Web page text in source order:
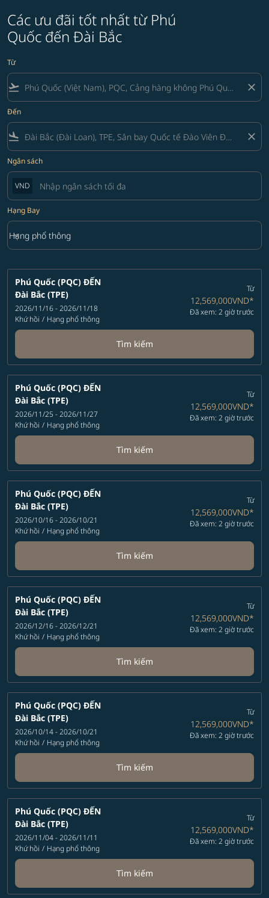
Các ưu đãi tốt nhất từ Phú
Quốc đến Đài Bắc
Từ
flight_takeoff close
Đến
flight_land close
Ngân sách
VND
Hạng Bay
Hạng Bay option Hạng phổ thông Selected
Hạng phổ thông
keyboard_arrow_down
Phú Quốc (PQC) ĐẾN
Đài Bắc (TPE)
2026/11/16 - 2026/11/18
Khứ hồi / Hạng phổ thông
Từ
12,569,000VND*
Đã xem: 2 giờ trước
Tìm kiếm
Phú Quốc (PQC) ĐẾN
Đài Bắc (TPE)
2026/11/25 - 2026/11/27
Khứ hồi / Hạng phổ thông
Từ
12,569,000VND*
Đã xem: 2 giờ trước
Tìm kiếm
Phú Quốc (PQC) ĐẾN
Đài Bắc (TPE)
2026/10/16 - 2026/10/21
Khứ hồi / Hạng phổ thông
Từ
12,569,000VND*
Đã xem: 2 giờ trước
Tìm kiếm
Phú Quốc (PQC) ĐẾN
Đài Bắc (TPE)
2026/12/16 - 2026/12/21
Khứ hồi / Hạng phổ thông
Từ
12,569,000VND*
Đã xem: 2 giờ trước
Tìm kiếm
Phú Quốc (PQC) ĐẾN
Đài Bắc (TPE)
2026/10/14 - 2026/10/21
Khứ hồi / Hạng phổ thông
Từ
12,569,000VND*
Đã xem: 2 giờ trước
Tìm kiếm
Phú Quốc (PQC) ĐẾN
Đài Bắc (TPE)
2026/11/04 - 2026/11/11
Khứ hồi / Hạng phổ thông
Từ
12,569,000VND*
Đã xem: 2 giờ trước
Tìm kiếm